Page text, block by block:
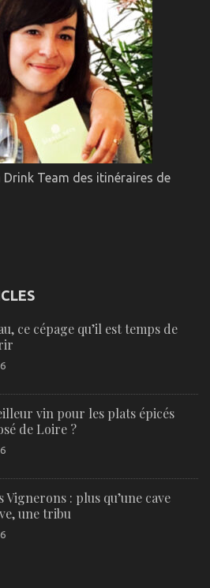
Drink Team des itinéraires de
ce cépage qu’il est temps de
vin pour les plats épicés
de Loire ?
Vignerons : plus qu’une cave
une tribu